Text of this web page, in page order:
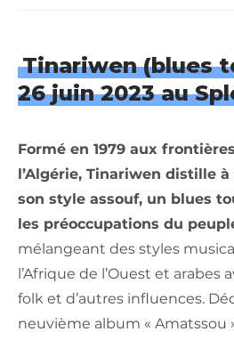
Tinariwen (blues
26 juin 2023 au
Formé en 1979 aux
l’Algérie, Tinariwen distille
son style assouf, un blues
les préoccupations du
mélangeant des styles
l’Afrique de l’Ouest et arabes
folk et d’autres influences.
neuvième album « Amatssou